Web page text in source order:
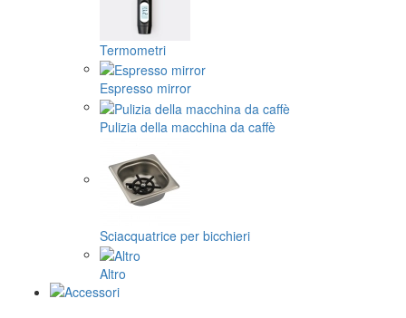
Termometri
Espresso mirror
Pulizia della macchina da caffè
Sciacquatrice per bicchieri
Altro